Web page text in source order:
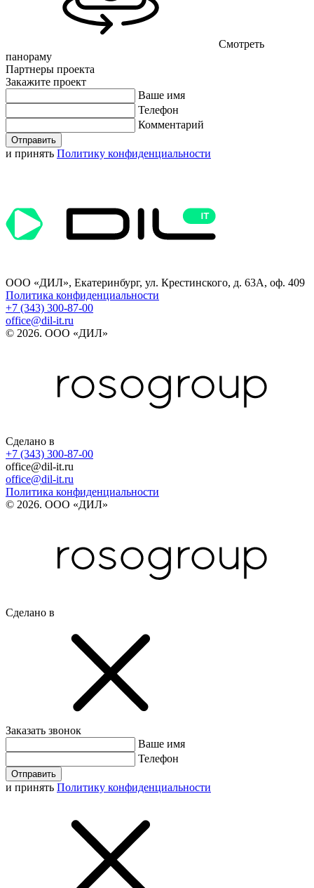
Смотреть
панораму
Партнеры проекта
Закажите проект
Ваше имя
Телефон
Комментарий
Отправить
и принять Политику конфиденциальности
ООО «ДИЛ», Екатеринбург, ул. Крестинского, д. 63А, оф. 409
Политика конфиденциальности
+7 (343) 300-87-00
office@dil-it.ru
© 2026. ООО «ДИЛ»
Сделано в
+7 (343) 300-87-00
office@dil-it.ru
office@dil-it.ru
Политика конфиденциальности
© 2026. ООО «ДИЛ»
Сделано в
Заказать звонок
Ваше имя
Телефон
Отправить
и принять Политику конфиденциальности